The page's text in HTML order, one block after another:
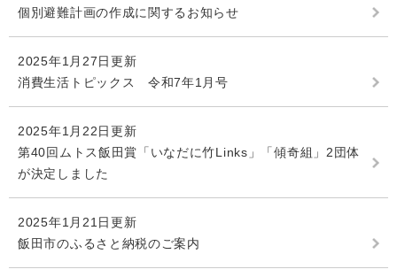
個別避難計画の作成に関するお知らせ
2025年1月27日更新
消費生活トピックス 令和7年1月号
2025年1月22日更新
第40回ムトス飯田賞「いなだに竹Links」「傾奇組」2団体
が決定しました
2025年1月21日更新
飯田市のふるさと納税のご案内